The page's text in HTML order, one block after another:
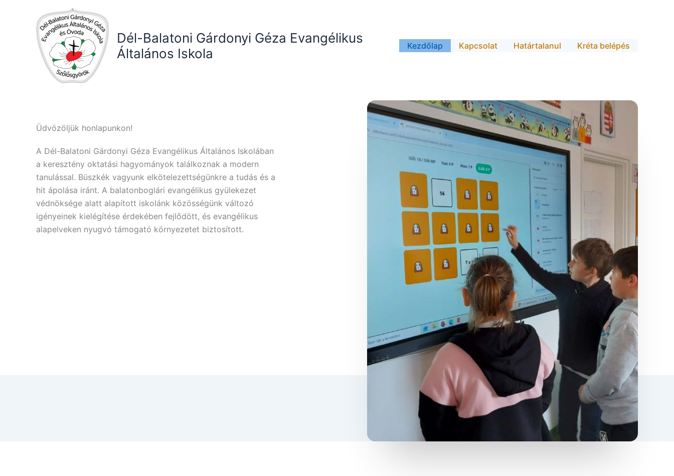
Dél-Balatoni Gárdonyi Géza Evangélikus
Általános Iskola
Kezdőlap Kapcsolat Határtalanul Kréta belépés
Üdvözöljük honlapunkon!
A Dél-Balatoni Gárdonyi Géza Evangélikus Általános Iskolában
a keresztény oktatási hagyományok találkoznak a modern
tanulással. Büszkék vagyunk elkötelezettségünkre a tudás és a
hit ápolása iránt. A balatonboglári evangélikus gyülekezet
védnöksége alatt alapított iskolánk közösségünk változó
igényeinek kielégítése érdekében fejlődött, és evangélikus
alapelveken nyugvó támogató környezetet biztosított.